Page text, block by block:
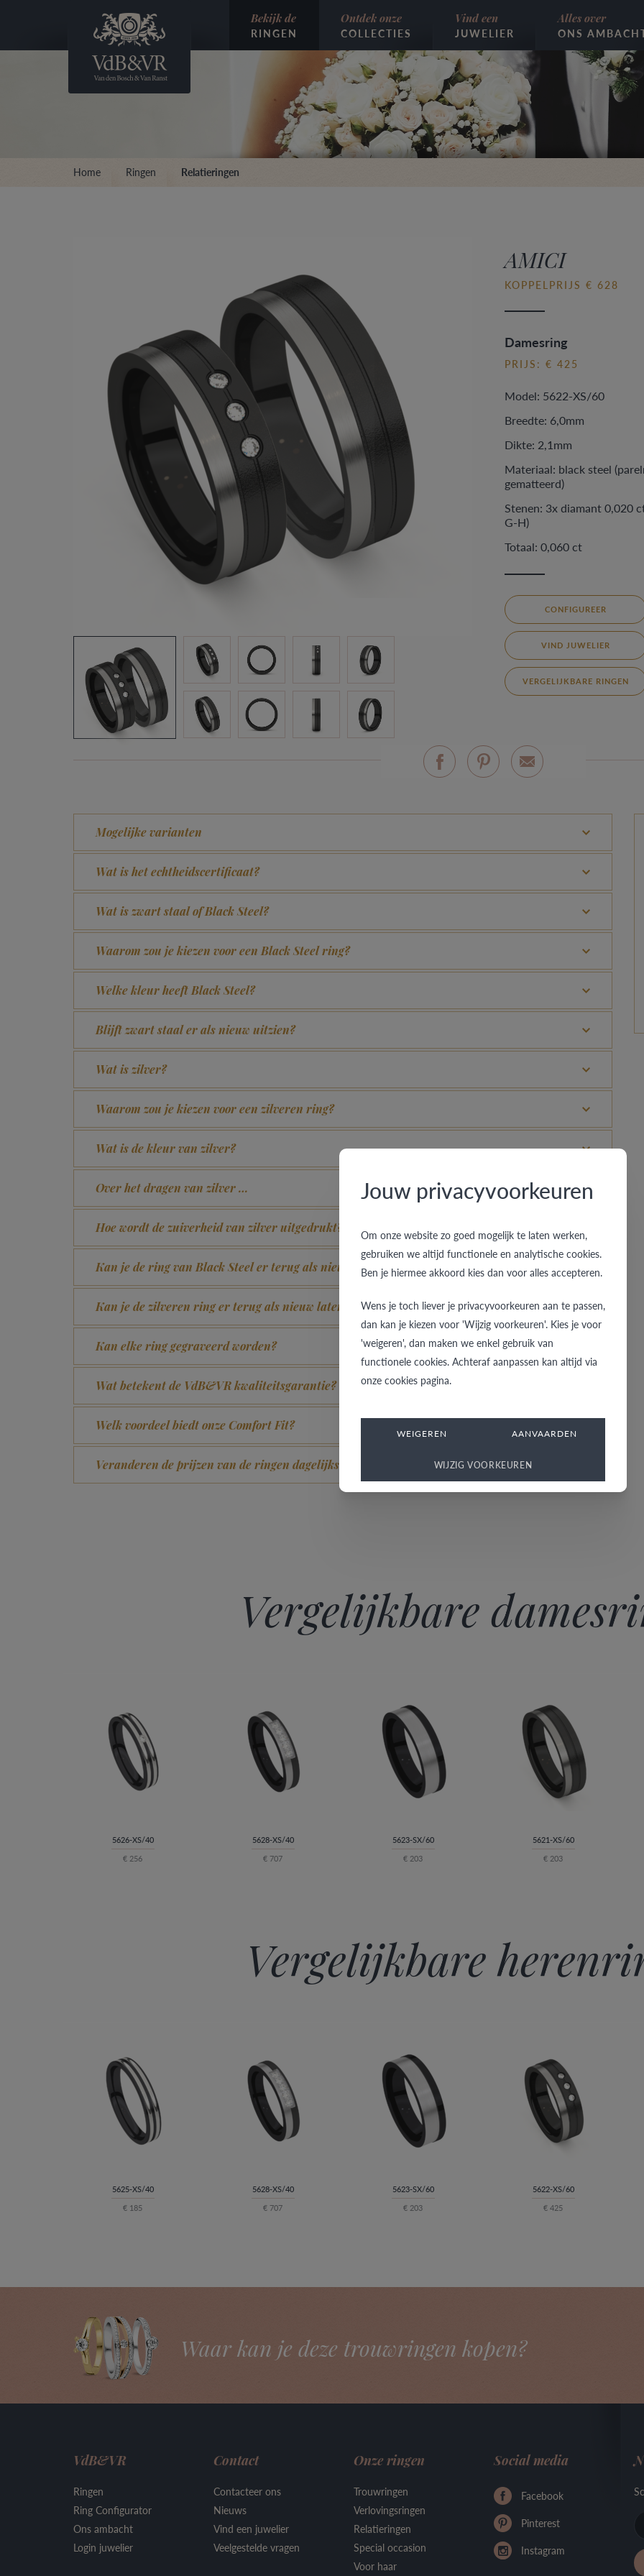
Bekijk de
RINGEN
Ontdek onze
COLLECTIES
Vind een
JUWELIER
Alles over
ONS
Home Ringen Relatieringen
AMICI
KOPPELPRIJS € 628
Damesring
PRIJS: € 425
Model: 5622-XS/60
Breedte: 6,0mm
Dikte: 2,1mm
Materiaal: black steel
gematteerd)
Stenen: 3x diamant 0,020
G-H)
Totaal: 0,060 ct
CONFIGUREER
VIND JUWELIER
VERGELIJKBARE RINGEN
Mogelijke varianten
Wat is het echtheidscertificaat?
Wat is zwart staal of Black Steel?
Waarom zou je kiezen voor een Black Steel ring?
Welke kleur heeft Black Steel?
Blijft zwart staal er als nieuw uitzien?
Wat is zilver?
Waarom zou je kiezen voor een zilveren ring?
Wat is de kleur van zilver?
Over het dragen van zilver …
Hoe wordt de zuiverheid van zilver uitgedrukt?
Kan je de ring van Black Steel er terug als nieuw laten uitzien?
Kan je de zilveren ring er terug als nieuw laten uitzien?
Kan elke ring gegraveerd worden?
Wat betekent de VdB&VR kwaliteitsgarantie?
Welk voordeel biedt onze Comfort Fit?
Veranderen de prijzen van de ringen dagelijks?
Vergelijkbare
5626-XS/40
€ 256
5628-XS/40
€ 707
5623-SX/60
€ 203
5621-XS/60
€ 203
Vergelijkbare
5625-XS/40
€ 185
5628-XS/40
€ 707
5623-SX/60
€ 203
5622-XS/60
€ 425
Waar kan je deze trouwringen kopen?
Jouw privacyvoorkeuren
Om onze website zo goed mogelijk te laten werken,
gebruiken we altijd functionele en analytische cookies.
Ben je hiermee akkoord kies dan voor alles accepteren.
Wens je toch liever je privacyvoorkeuren aan te passen,
dan kan je kiezen voor 'Wijzig voorkeuren'. Kies je voor
'weigeren', dan maken we enkel gebruik van
functionele cookies. Achteraf aanpassen kan altijd via
onze cookies pagina.
WEIGEREN AANVAARDEN
WIJZIG VOORKEUREN
VdB&VR
Ringen
Ring Configurator
Ons ambacht
Login juwelier
Contact
Contacteer ons
Nieuws
Vind een juwelier
Veelgestelde vragen
Onze ringen
Trouwringen
Verlovingsringen
Relatieringen
Special occasion
Voor haar
Social media
Facebook
Pinterest
Instagram